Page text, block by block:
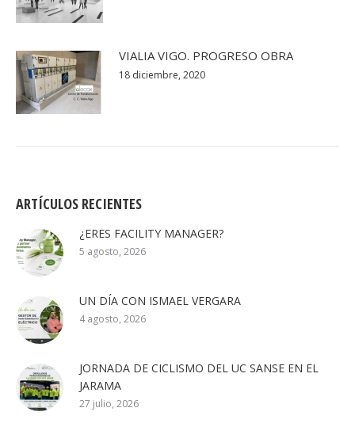
VIALIA VIGO. PROGRESO OBRA
18 diciembre, 2020
ARTÍCULOS RECIENTES
¿ERES FACILITY MANAGER?
5 agosto, 2026
UN DÍA CON ISMAEL VERGARA
4 agosto, 2026
JORNADA DE CICLISMO DEL UC SANSE EN EL
JARAMA
27 julio, 2026